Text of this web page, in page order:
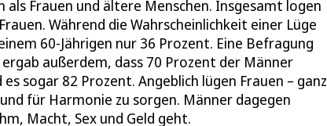
Frauen und ältere Menschen. Insgesamt logen
Während die Wahrscheinlichkeit einer Lüge
60-Jährigen nur 36 Prozent. Eine Befragung
außerdem, dass 70 Prozent der Männer
sogar 82 Prozent. Angeblich lügen Frauen – ganz
für Harmonie zu sorgen. Männer dagegen
Macht, Sex und Geld geht.